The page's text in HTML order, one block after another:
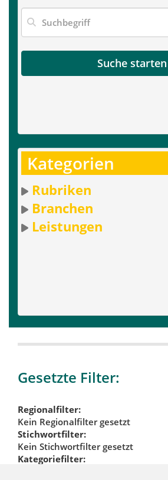
Suche starten
Kategorien
Rubriken
Branchen
Leistungen
Gesetzte Filter:
Regionalfilter:
Kein Regionalfilter gesetzt
Stichwortfilter:
Kein Stichwortfilter gesetzt
Kategoriefilter: